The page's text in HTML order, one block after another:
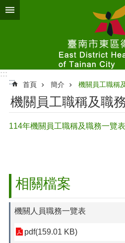
跳到主要內容區塊
:::
:::
首頁 簡介 機關員工職稱
機關員工職稱及職
114年機關員工職稱及職務一覽表
相關檔案
機關人員職務一覽表
pdf(159.01 KB)